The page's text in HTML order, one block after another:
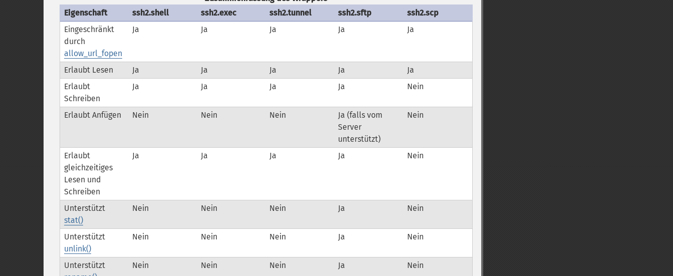
Eigenschaft
ssh2.shell ssh2.exec ssh2.tunnel ssh2.sftp
ssh2.scp
Eingeschränkt
durch
allow_url_fopen
Ja Ja Ja Ja Ja
Erlaubt Lesen Ja Ja Ja Ja
Ja
Erlaubt
Schreiben
Ja Ja Ja Ja Nein
Erlaubt Anfügen Nein Nein Nein
Ja (falls vom
Server
unterstützt)
Nein
Erlaubt
gleichzeitiges
Lesen und
Schreiben
Ja Ja Ja Ja Nein
Unterstützt
stat()
Nein Nein Nein Ja Nein
Unterstützt
unlink()
Nein Nein Nein Ja Nein
Unterstützt
Nein Nein Nein Ja Nein